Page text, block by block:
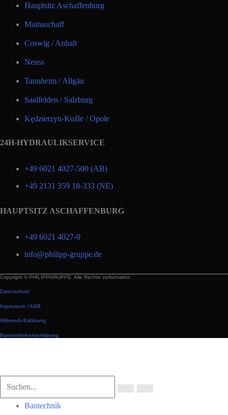
Hauptsitz Aschaffenburg
Mainaschaff
Coswig / Anhalt
Neuss
Tannheim / Allgäu
Saalfelden / Salzburg
Kędzierzyn-Koźle / Opole
24H-HYDRAULIKSERVICE
+49 6021 4027-500 (AB)
+49 2131 359 18-333 (NE)
HAUPTSITZ ASCHAFFENBURG
+49 6021 4027-0
info@philipp-gruppe.de
Copyright © PHILIPPGRUPPE. Alle Rechte vorbehalten.
Datenschutz
Impressum / AGB
Widerrufs-Erklärung
Barrierefreiheitserklärung
scrollen
Bautechnik